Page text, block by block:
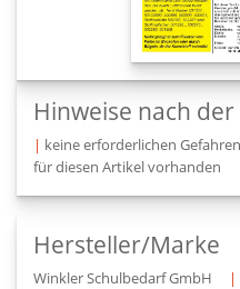
Hinweise nach
| keine erforderlichen
für diesen Artikel vorhanden
Hersteller/Marke
Winkler Schulbedarf GmbH |